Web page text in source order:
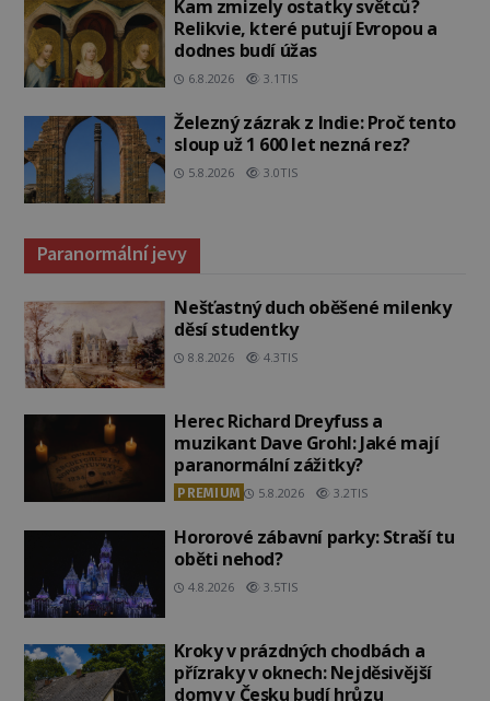
Kam zmizely ostatky světců?
Relikvie, které putují Evropou a
dodnes budí úžas
6.8.2026 3.1TIS
Železný zázrak z Indie: Proč tento
sloup už 1 600 let nezná rez?
5.8.2026 3.0TIS
Paranormální jevy
Nešťastný duch oběšené milenky
děsí studentky
8.8.2026 4.3TIS
Herec Richard Dreyfuss a
muzikant Dave Grohl: Jaké mají
paranormální zážitky?
PREMIUM 5.8.2026 3.2TIS
Hororové zábavní parky: Straší tu
oběti nehod?
4.8.2026 3.5TIS
Kroky v prázdných chodbách a
přízraky v oknech: Nejděsivější
domy v Česku budí hrůzu